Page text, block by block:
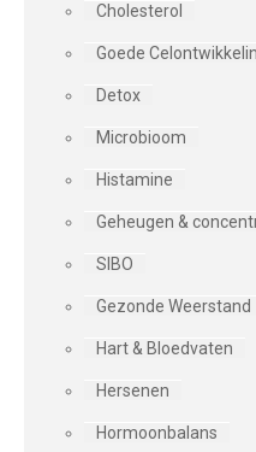
Cholesterol
Goede
Detox
Microbioom
Histamine
Geheugen &
SIBO
Gezonde Weerstand
Hart & Bloedvaten
Hersenen
Hormoonbalans